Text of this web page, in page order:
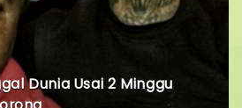
Dunia Usai 2 Minggu